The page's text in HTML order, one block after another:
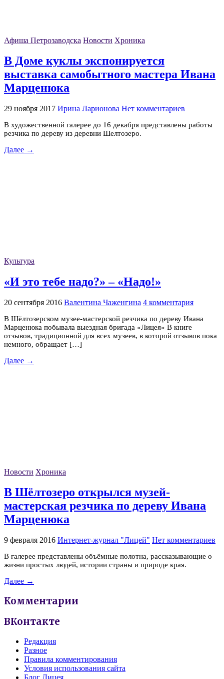
Афиша Петрозаводска Новости Хроника
В Доме куклы экспонируется
выставка самобытного мастера Ивана
Марценюка
29 ноября 2017 Ирина Ларионова Нет комментариев
В художественной галерее до 16 декабря представлены работы
резчика по дереву из деревни Шелтозеро.
Далее →
Культура
«И это тебе надо?» – «Надо!»
20 сентября 2016 Валентина Чаженгина 4 комментария
В Шёлтозерском музее-мастерской резчика по дереву Ивана
Марценюка побывала выездная бригада «Лицея» В книге
отзывов, традиционной для всех музеев, в которой отзывов пока
немного, обращает […]
Далее →
Новости Хроника
В Шёлтозеро открылся музей-
мастерская резчика по дереву Ивана
Марценюка
9 февраля 2016 Интернет-журнал "Лицей" Нет комментариев
В галерее представлены объёмные полотна, рассказывающие о
жизни простых людей, истории страны и природе края.
Далее →
Комментарии
ВКонтакте
Редакция
Разное
Правила комментирования
Условия использования сайта